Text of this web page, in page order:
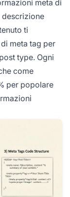
meta di
descrizione
ti
meta tag per
type. Ogni
come
per popolare